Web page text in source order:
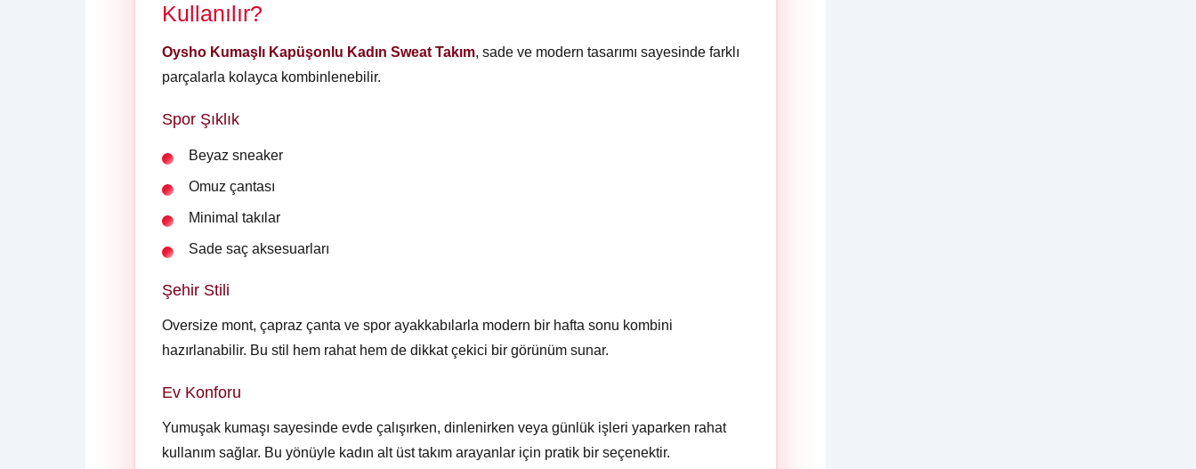
Kullanılır?
Oysho Kumaşlı Kapüşonlu Kadın Sweat Takım, sade ve modern tasarımı sayesinde farklı
parçalarla kolayca kombinlenebilir.
Spor Şıklık
Beyaz sneaker
Omuz çantası
Minimal takılar
Sade saç aksesuarları
Şehir Stili
Oversize mont, çapraz çanta ve spor ayakkabılarla modern bir hafta sonu kombini
hazırlanabilir. Bu stil hem rahat hem de dikkat çekici bir görünüm sunar.
Ev Konforu
Yumuşak kumaşı sayesinde evde çalışırken, dinlenirken veya günlük işleri yaparken rahat
kullanım sağlar. Bu yönüyle kadın alt üst takım arayanlar için pratik bir seçenektir.